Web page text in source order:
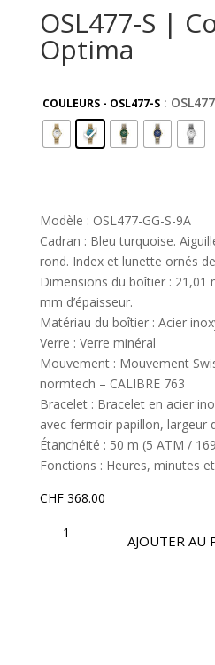
OSL477-S |
Optima
COULEURS - OSL477-S :
Modèle : OSL477-GG-S-9A
Cadran : Bleu turquoise.
rond. Index et lunette ornés
Dimensions du boîtier : 21,01
mm d’épaisseur.
Matériau du boîtier : Acier
Verre : Verre minéral
Mouvement : Mouvement
normtech – CALIBRE 763
Bracelet : Bracelet en acier
avec fermoir papillon, largeur
Étanchéité : 50 m (5 ATM /
Fonctions : Heures, minutes
CHF368.00
AJOUTER AU